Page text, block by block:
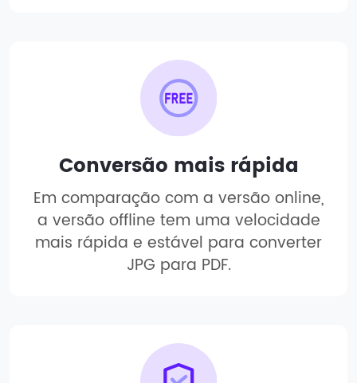
Conversão mais rápida
Em comparação com a versão online,
a versão offline tem uma velocidade
mais rápida e estável para converter
JPG para PDF.